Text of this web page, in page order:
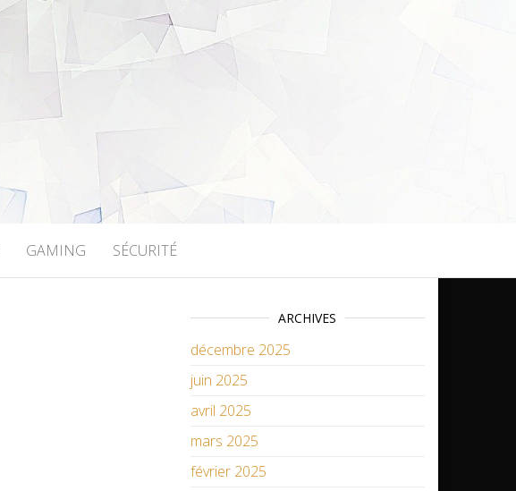
GAMING SÉCURITÉ
ARCHIVES
décembre 2025
juin 2025
avril 2025
mars 2025
février 2025